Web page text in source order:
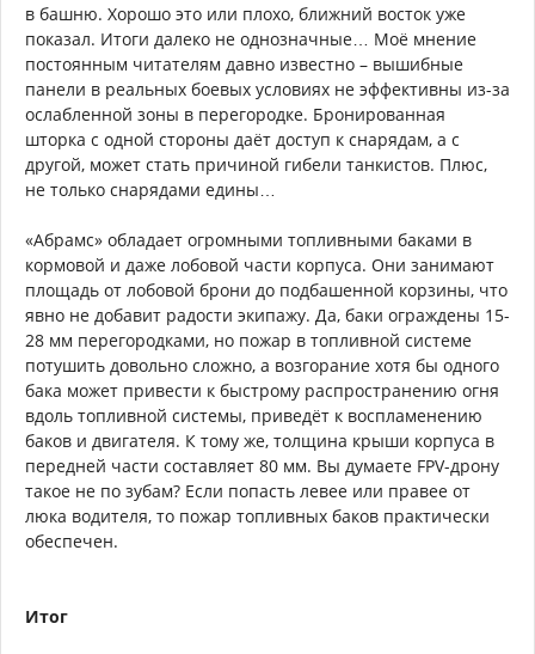
в башню. Хорошо это или плохо, ближний восток уже
показал. Итоги далеко не однозначные… Моё мнение
постоянным читателям давно известно – вышибные
панели в реальных боевых условиях не эффективны из-за
ослабленной зоны в перегородке. Бронированная
шторка с одной стороны даёт доступ к снарядам, а с
другой, может стать причиной гибели танкистов. Плюс,
не только снарядами едины…
«Абрамс» обладает огромными топливными баками в
кормовой и даже лобовой части корпуса. Они занимают
площадь от лобовой брони до подбашенной корзины, что
явно не добавит радости экипажу. Да, баки ограждены 15-
28 мм перегородками, но пожар в топливной системе
потушить довольно сложно, а возгорание хотя бы одного
бака может привести к быстрому распространению огня
вдоль топливной системы, приведёт к воспламенению
баков и двигателя. К тому же, толщина крыши корпуса в
передней части составляет 80 мм. Вы думаете FPV-дрону
такое не по зубам? Если попасть левее или правее от
люка водителя, то пожар топливных баков практически
обеспечен.
Итог